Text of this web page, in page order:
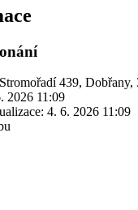
439, Dobřany,
2026 11:09
4. 6. 2026 11:09